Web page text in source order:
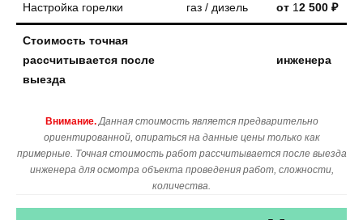
Настройка горелки газ / дизель от 12 500 ₽
Стоимость точная
рассчитывается после
выезда
инженера
Внимание. Данная стоимость является предварительно
ориентированной, опираться на данные цены только как
примерные. Точная стоимость работ рассчитывается после выезда
инженера для осмотра объекта проведения работ, сложности,
количества.